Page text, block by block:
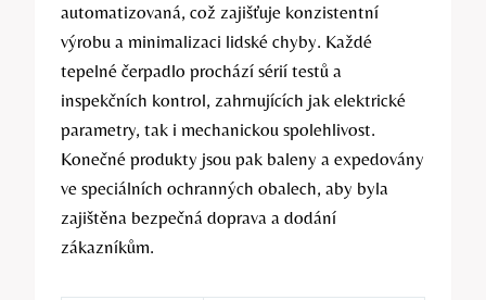
automatizovaná, což zajišťuje konzistentní
výrobu a minimalizaci lidské chyby. Každé
tepelné čerpadlo prochází sérií testů a
inspekčních kontrol, zahrnujících jak elektrické
parametry, tak i mechanickou spolehlivost.
Konečné produkty jsou pak baleny a expedovány
ve speciálních ochranných obalech, aby byla
zajištěna bezpečná doprava a dodání
zákazníkům.